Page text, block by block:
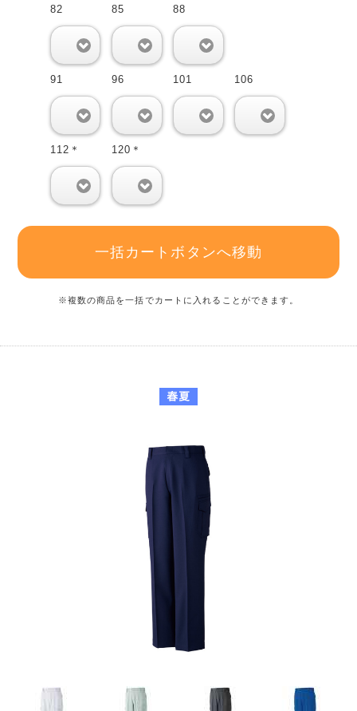
82 85 88
91 96 101 106
112＊ 120＊
一括カートボタンへ移動
※複数の商品を一括でカートに入れることができます。